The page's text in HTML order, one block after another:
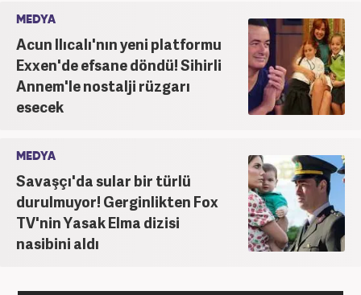
MEDYA
Acun Ilıcalı'nın yeni platformu
Exxen'de efsane döndü! Sihirli
Annem'le nostalji rüzgarı
esecek
MEDYA
Savaşçı'da sular bir türlü
durulmuyor! Gerginlikten Fox
TV'nin Yasak Elma dizisi
nasibini aldı